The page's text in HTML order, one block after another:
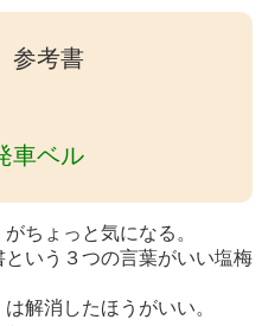
考書
車ベル
ちょっと気になる。
いう３つの言葉がいい塩梅
解消したほうがいい。